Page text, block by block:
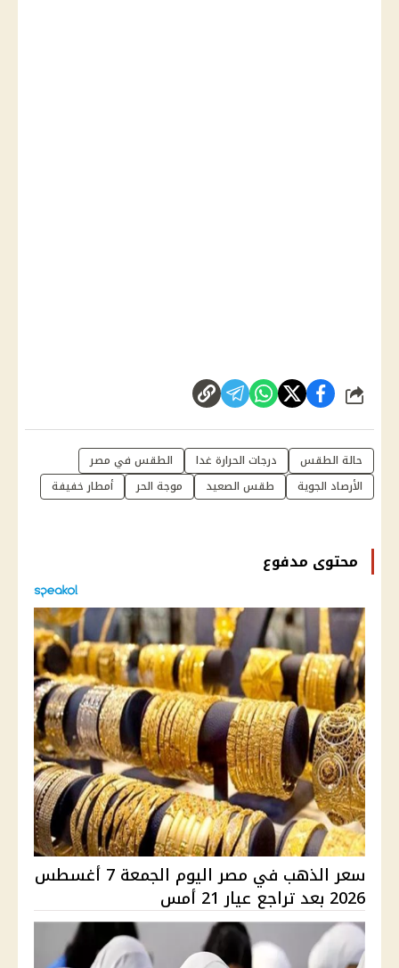
شارك
حالة الطقس درجات الحرارة غدا
الطقس في مصر
الأرصاد الجوية
طقس الصعيد موجة الحر أمطار خفيفة
محتوى مدفوع
سعر الذهب في مصر اليوم الجمعة 7 أغسطس
2026 بعد تراجع عيار 21 أمس